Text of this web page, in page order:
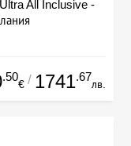
All Inclusive -
.50
€ / 1741.67
лв.